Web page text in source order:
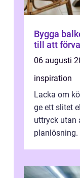
Bygga
till att
06 augusti
inspiration
Lacka om
ge ett slitet
uttryck utan
planlösning.